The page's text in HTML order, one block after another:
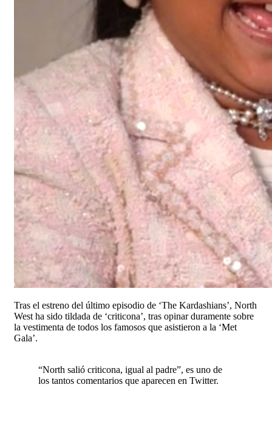
Tras el estreno del último episodio de ‘The Kardashians’, North
West ha sido tildada de ‘criticona’, tras opinar duramente sobre
la vestimenta de todos los famosos que asistieron a la ‘Met
Gala’.
“North salió criticona, igual al padre”, es uno de
los tantos comentarios que aparecen en Twitter.